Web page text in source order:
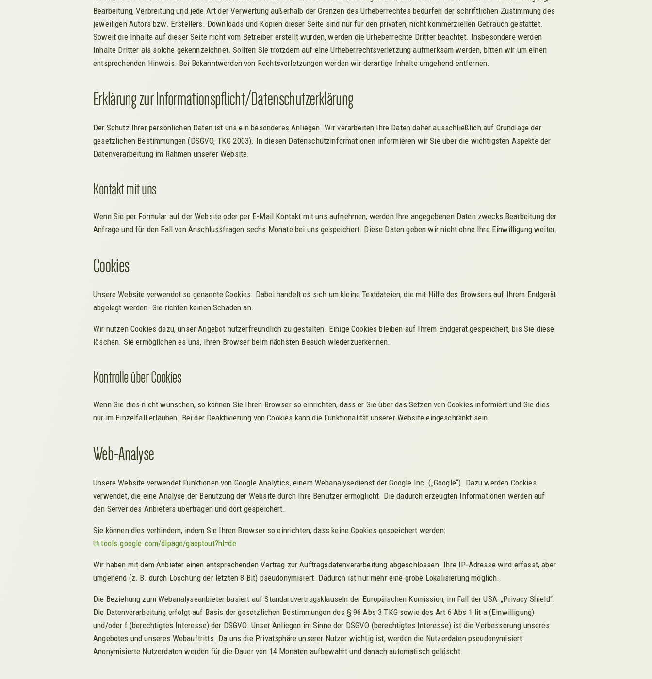
Bearbeitung, Verbreitung und jede Art der Verwertung außerhalb der Grenzen des Urheberrechtes bedürfen der schriftlichen Zustimmung des
jeweiligen Autors bzw. Erstellers. Downloads und Kopien dieser Seite sind nur für den privaten, nicht kommerziellen Gebrauch gestattet.
Soweit die Inhalte auf dieser Seite nicht vom Betreiber erstellt wurden, werden die Urheberrechte Dritter beachtet. Insbesondere werden
Inhalte Dritter als solche gekennzeichnet. Sollten Sie trotzdem auf eine Urheberrechtsverletzung aufmerksam werden, bitten wir um einen
entsprechenden Hinweis. Bei Bekanntwerden von Rechtsverletzungen werden wir derartige Inhalte umgehend entfernen.
Erklärung zur Informationspflicht/Datenschutzerklärung
Der Schutz Ihrer persönlichen Daten ist uns ein besonderes Anliegen. Wir verarbeiten Ihre Daten daher ausschließlich auf Grundlage der
gesetzlichen Bestimmungen (DSGVO, TKG 2003). In diesen Datenschutzinformationen informieren wir Sie über die wichtigsten Aspekte der
Datenverarbeitung im Rahmen unserer Website.
Kontakt mit uns
Wenn Sie per Formular auf der Website oder per E-Mail Kontakt mit uns aufnehmen, werden Ihre angegebenen Daten zwecks Bearbeitung der
Anfrage und für den Fall von Anschlussfragen sechs Monate bei uns gespeichert. Diese Daten geben wir nicht ohne Ihre Einwilligung weiter.
Cookies
Unsere Website verwendet so genannte Cookies. Dabei handelt es sich um kleine Textdateien, die mit Hilfe des Browsers auf Ihrem Endgerät
abgelegt werden. Sie richten keinen Schaden an.
Wir nutzen Cookies dazu, unser Angebot nutzerfreundlich zu gestalten. Einige Cookies bleiben auf Ihrem Endgerät gespeichert, bis Sie diese
löschen. Sie ermöglichen es uns, Ihren Browser beim nächsten Besuch wiederzuerkennen.
Kontrolle über Cookies
Wenn Sie dies nicht wünschen, so können Sie Ihren Browser so einrichten, dass er Sie über das Setzen von Cookies informiert und Sie dies
nur im Einzelfall erlauben. Bei der Deaktivierung von Cookies kann die Funktionalität unserer Website eingeschränkt sein.
Web-Analyse
Unsere Website verwendet Funktionen von Google Analytics, einem Webanalysedienst der Google Inc. („Google“). Dazu werden Cookies
verwendet, die eine Analyse der Benutzung der Website durch Ihre Benutzer ermöglicht. Die dadurch erzeugten Informationen werden auf
den Server des Anbieters übertragen und dort gespeichert.
Sie können dies verhindern, indem Sie Ihren Browser so einrichten, dass keine Cookies gespeichert werden:
tools.google.com/dlpage/gaoptout?hl=de
Wir haben mit dem Anbieter einen entsprechenden Vertrag zur Auftragsdatenverarbeitung abgeschlossen. Ihre IP-Adresse wird erfasst, aber
umgehend (z. B. durch Löschung der letzten 8 Bit) pseudonymisiert. Dadurch ist nur mehr eine grobe Lokalisierung möglich.
Die Beziehung zum Webanalyseanbieter basiert auf Standardvertragsklauseln der Europäischen Komission, im Fall der USA: „Privacy Shield“.
Die Datenverarbeitung erfolgt auf Basis der gesetzlichen Bestimmungen des § 96 Abs 3 TKG sowie des Art 6 Abs 1 lit a (Einwilligung)
und/oder f (berechtigtes Interesse) der DSGVO. Unser Anliegen im Sinne der DSGVO (berechtigtes Interesse) ist die Verbesserung unseres
Angebotes und unseres Webauftritts. Da uns die Privatsphäre unserer Nutzer wichtig ist, werden die Nutzerdaten pseudonymisiert.
Anonymisierte Nutzerdaten werden für die Dauer von 14 Monaten aufbewahrt und danach automatisch gelöscht.